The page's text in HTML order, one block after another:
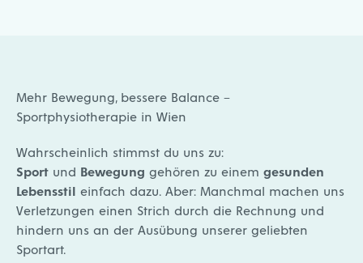
Mehr Bewegung, bessere Balance –
Sportphysiotherapie in Wien
Wahrscheinlich stimmst du uns zu:
Sport und Bewegung gehören zu einem gesunden
Lebensstil einfach dazu. Aber: Manchmal machen uns
Verletzungen einen Strich durch die Rechnung und
hindern uns an der Ausübung unserer geliebten
Sportart.